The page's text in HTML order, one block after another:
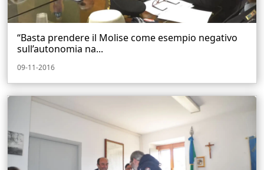
“Basta prendere il Molise come esempio negativo
sull’autonomia na...
09-11-2016